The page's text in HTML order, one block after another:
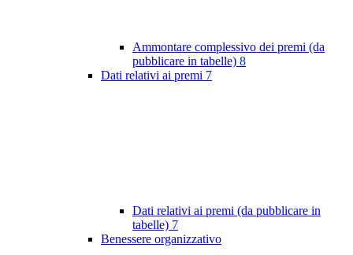
Ammontare complessivo dei premi (da
pubblicare in tabelle) 8
Dati relativi ai premi 7
Dati relativi ai premi (da pubblicare in
tabelle) 7
Benessere organizzativo